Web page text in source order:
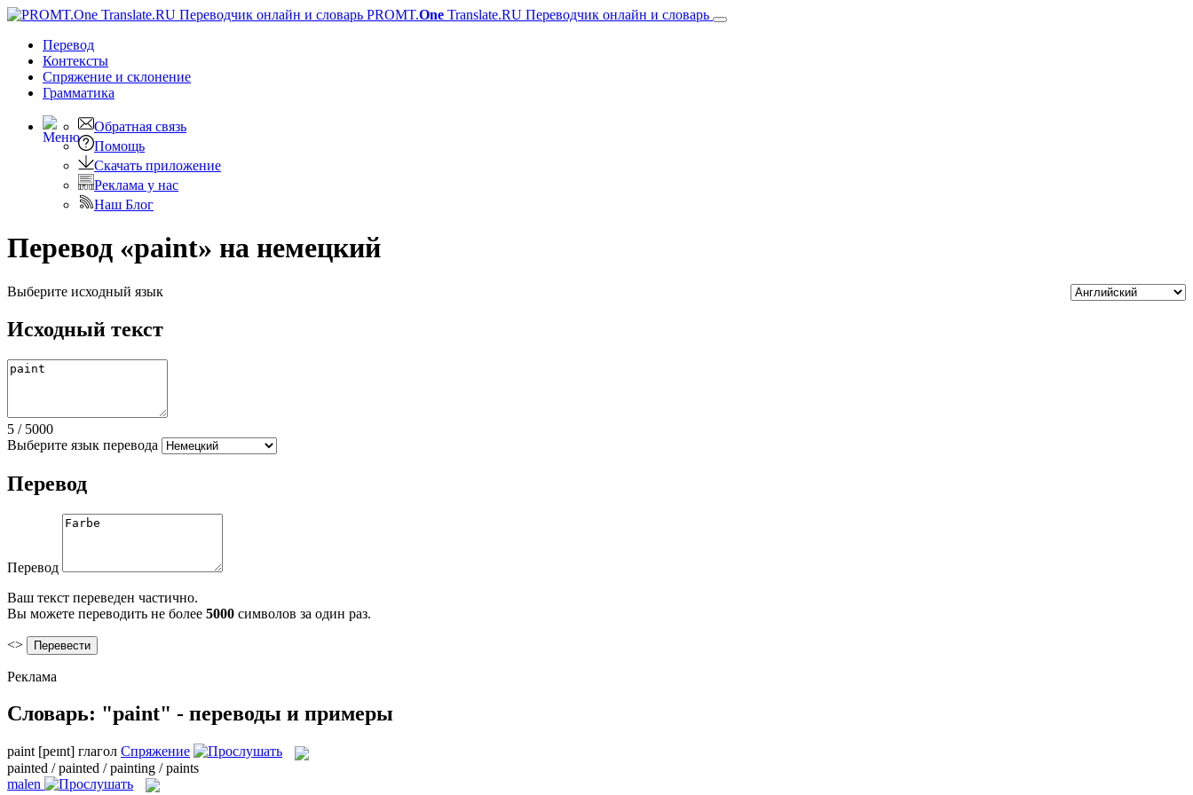
PROMT.One Translate.RU Переводчик онлайн и словарь
Перевод
Контексты
Спряжение и склонение
Грамматика
Обратная связь
Помощь
Скачать приложение
Реклама у нас
Наш Блог
Перевод «paint» на немецкий
Выберите исходный язык
Исходный текст
5 / 5000
Выберите язык перевода
Перевод
Перевод
Ваш текст переведен частично.
Вы можете переводить не более 5000 символов за один раз.
<>
Реклама
Словарь: "paint" - переводы и примеры
paint [peɪnt] глагол Спряжение
painted / painted / painting / paints
malen